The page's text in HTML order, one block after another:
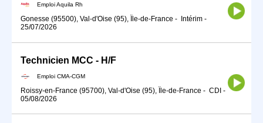
Emploi Aquila Rh
Gonesse (95500), Val-d'Oise (95), Île-de-France - Intérim -
25/07/2026
Technicien MCC - H/F
Emploi CMA-CGM
Roissy-en-France (95700), Val-d'Oise (95), Île-de-France - CDI -
05/08/2026